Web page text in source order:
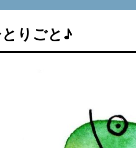
りごと♪